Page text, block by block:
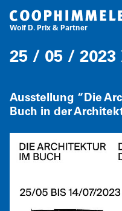
Coop Himmelb(l)au
Wolf D. Prix & Partner
25 / 05 / 2023
Ausstellung “ Die
Buch in der